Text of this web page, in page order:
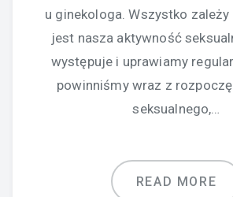
u ginekologa. Wszystko
jest nasza aktywność
występuje i uprawiamy
powinniśmy wraz z
seksualnego,…
READ MORE